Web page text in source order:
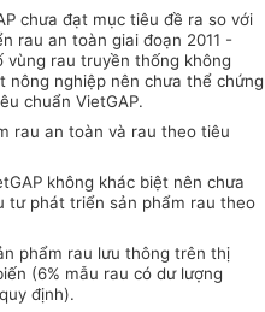
chưa đạt mục tiêu đề ra so với
rau an toàn giai đoạn 2011 -
vùng rau truyền thống không
nông nghiệp nên chưa thể chứng
chuẩn VietGAP.
rau an toàn và rau theo tiêu
không khác biệt nên chưa
tư phát triển sản phẩm rau theo
phẩm rau lưu thông trên thị
(6% mẫu rau có dư lượng
định).